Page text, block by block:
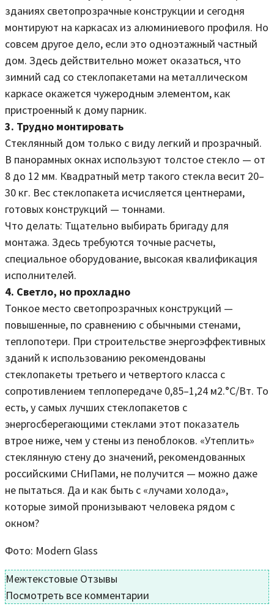
зданиях светопрозрачные конструкции и сегодня
монтируют на каркасах из алюминиевого профиля. Но
совсем другое дело, если это одноэтажный частный
дом. Здесь действительно может оказаться, что
зимний сад со стеклопакетами на металлическом
каркасе окажется чужеродным элементом, как
пристроенный к дому парник.
3. Трудно монтировать
Стеклянный дом только с виду легкий и прозрачный.
В панорамных окнах используют толстое стекло — от
8 до 12 мм. Квадратный метр такого стекла весит 20–
30 кг. Вес стеклопакета исчисляется центнерами,
готовых конструкций — тоннами.
Что делать: Тщательно выбирать бригаду для
монтажа. Здесь требуются точные расчеты,
специальное оборудование, высокая квалификация
исполнителей.
4. Светло, но прохладно
Тонкое место светопрозрачных конструкций —
повышенные, по сравнению с обычными стенами,
теплопотери. При строительстве энергоэффективных
зданий к использованию рекомендованы
стеклопакеты третьего и четвертого класса с
сопротивлением теплопередаче 0,85–1,24 м2.°С/Вт. То
есть, у самых лучших стеклопакетов с
энергосберегающими стеклами этот показатель
втрое ниже, чем у стены из пеноблоков. «Утеплить»
стеклянную стену до значений, рекомендованных
российскими СНиПами, не получится — можно даже
не пытаться. Да и как быть с «лучами холода»,
которые зимой пронизывают человека рядом с
окном?
Фото: Modern Glass
Межтекстовые Отзывы
Посмотреть все комментарии